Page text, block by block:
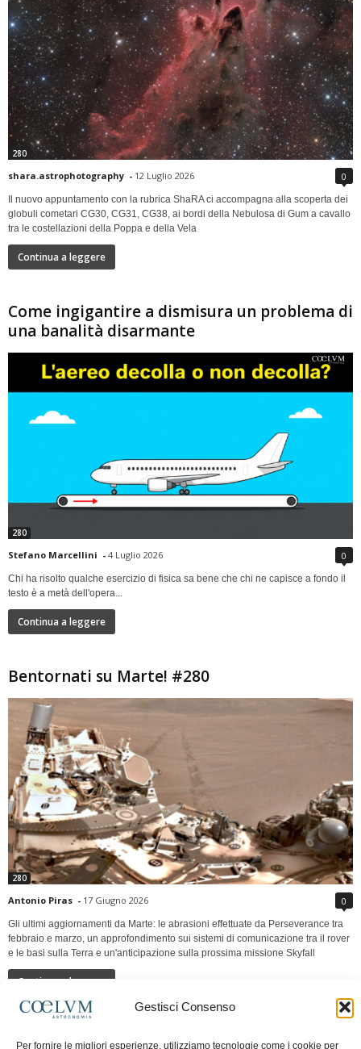
Gestisci Consenso
Per fornire le migliori esperienze, utilizziamo tecnologie come i cookie per
280
shara.astrophotography - 12 Luglio 2026 0
Il nuovo appuntamento con la rubrica ShaRA ci accompagna alla scoperta dei
globuli cometari CG30, CG31, CG38, ai bordi della Nebulosa di Gum a cavallo
tra le costellazioni della Poppa e della Vela
Continua a leggere
Come ingigantire a dismisura un problema di
una banalità disarmante
280
Stefano Marcellini - 4 Luglio 2026 0
Chi ha risolto qualche esercizio di fisica sa bene che chi ne capisce a fondo il
testo è a metà dell'opera...
Continua a leggere
Bentornati su Marte! #280
280
Antonio Piras - 17 Giugno 2026 0
Gli ultimi aggiornamenti da Marte: le abrasioni effettuate da Perseverance tra
febbraio e marzo, un approfondimento sui sistemi di comunicazione tra il rover
e le basi sulla Terra e un'anticipazione sulla prossima missione Skyfall
Continua a leggere